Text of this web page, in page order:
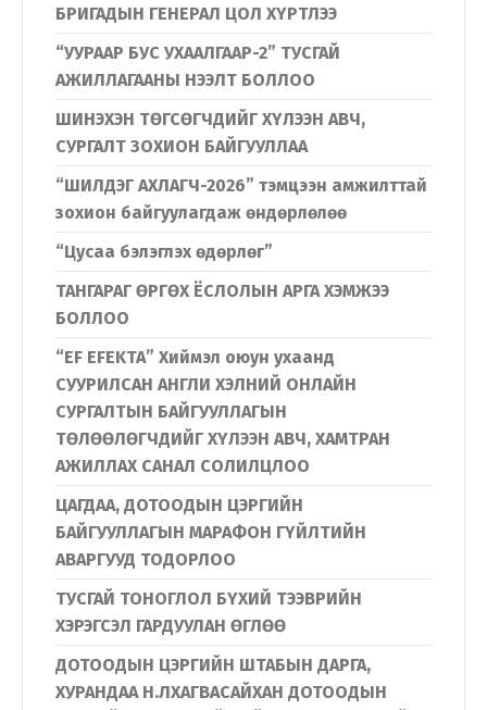
БРИГАДЫН ГЕНЕРАЛ ЦОЛ ХҮРТЛЭЭ
“УУРААР БУС УХААЛГААР-2” ТУСГАЙ
АЖИЛЛАГААНЫ НЭЭЛТ БОЛЛОО
ШИНЭХЭН ТӨГСӨГЧДИЙГ ХҮЛЭЭН АВЧ,
СУРГАЛТ ЗОХИОН БАЙГУУЛЛАА
“ШИЛДЭГ АХЛАГЧ-2026” тэмцээн амжилттай
зохион байгуулагдаж өндөрлөлөө
“Цусаа бэлэглэх өдөрлөг”
ТАНГАРАГ ӨРГӨХ ЁСЛОЛЫН АРГА ХЭМЖЭЭ
БОЛЛОО
“EF EFEKTA” Хиймэл оюун ухаанд
СУУРИЛСАН АНГЛИ ХЭЛНИЙ ОНЛАЙН
СУРГАЛТЫН БАЙГУУЛЛАГЫН
ТӨЛӨӨЛӨГЧДИЙГ ХҮЛЭЭН АВЧ, ХАМТРАН
АЖИЛЛАХ САНАЛ СОЛИЛЦЛОО
ЦАГДАА, ДОТООДЫН ЦЭРГИЙН
БАЙГУУЛЛАГЫН МАРАФОН ГҮЙЛТИЙН
АВАРГУУД ТОДОРЛОО
ТУСГАЙ ТОНОГЛОЛ БҮХИЙ ТЭЭВРИЙН
ХЭРЭГСЭЛ ГАРДУУЛАН ӨГЛӨӨ
ДОТООДЫН ЦЭРГИЙН ШТАБЫН ДАРГА,
ХУРАНДАА Н.ЛХАГВАСАЙХАН ДОТООДЫН